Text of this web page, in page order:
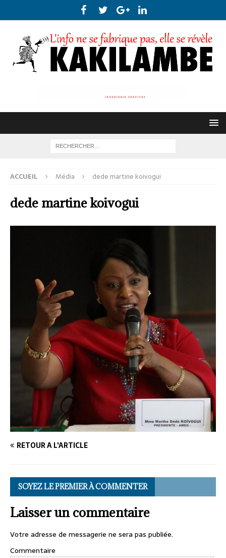
ACCUEIL Média dede martine koivogui
dede martine koivogui
RETOUR À L'ARTICLE
SOYEZ LE PREMIER À COMMENTER
Laisser un commentaire
Votre adresse de messagerie ne sera pas publiée.
Commentaire